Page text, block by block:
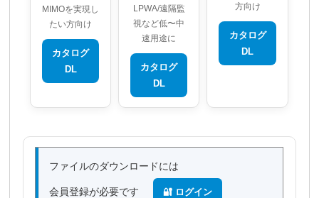
MIMOを実現し
たい方向け
カタログ
DL
LPWA/遠隔監
視など低〜中
速用途に
カタログ
DL
方向け
カタログ
DL
ファイルのダウンロードには
会員登録が必要です 🔐 ログイン